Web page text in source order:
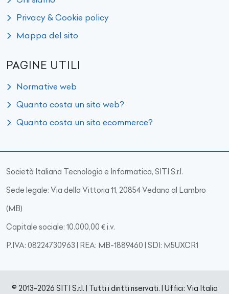
Privacy & Cookie policy
Mappa del sito
PAGINE UTILI
Normative web
Quanto costa un sito web?
Quanto costa un sito ecommerce?
Società Italiana Tecnologia e Informatica, SITI S.r.l.
Sede legale: Via della Vittoria 11, 20854 Vedano al Lambro
(MB)
Capitale sociale: 10.000,00 € i.v.
P.IVA: 08224730963 | REA: MB-1889460 | SDI: M5UXCR1
© 2013-2026 SITI S.r.l. | Tutti i diritti riservati. | Uffici: Via Italia